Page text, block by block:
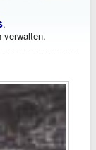
.
verwalten.